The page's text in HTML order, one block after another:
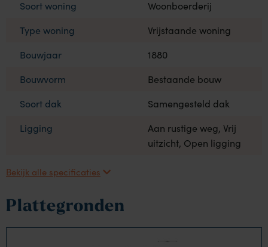
Soort woning
Woonboerderij
Type woning
Vrijstaande woning
Bouwjaar
1880
Bouwvorm
Bestaande bouw
Soort dak
Samengesteld dak
Ligging
Aan rustige weg, Vrij
uitzicht, Open ligging
Bekijk alle specificaties
Plattegronden